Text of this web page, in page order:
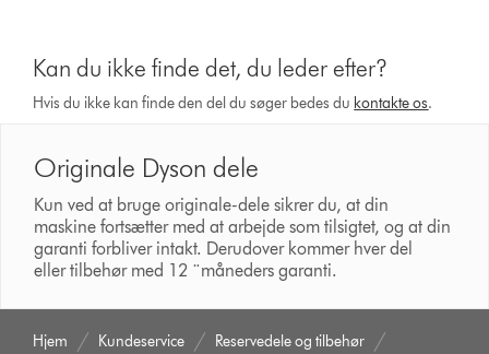
Kan du ikke finde det, du leder efter?
Hvis du ikke kan finde den del du søger bedes du kontakte os.
Originale Dyson dele
Kun ved at bruge originale-dele sikrer du, at din
maskine fortsætter med at arbejde som tilsigtet, og at din
garanti forbliver intakt. Derudover kommer hver del
eller tilbehør med 12 ¨måneders garanti.
Hjem Kundeservice Reservedele og tilbehør